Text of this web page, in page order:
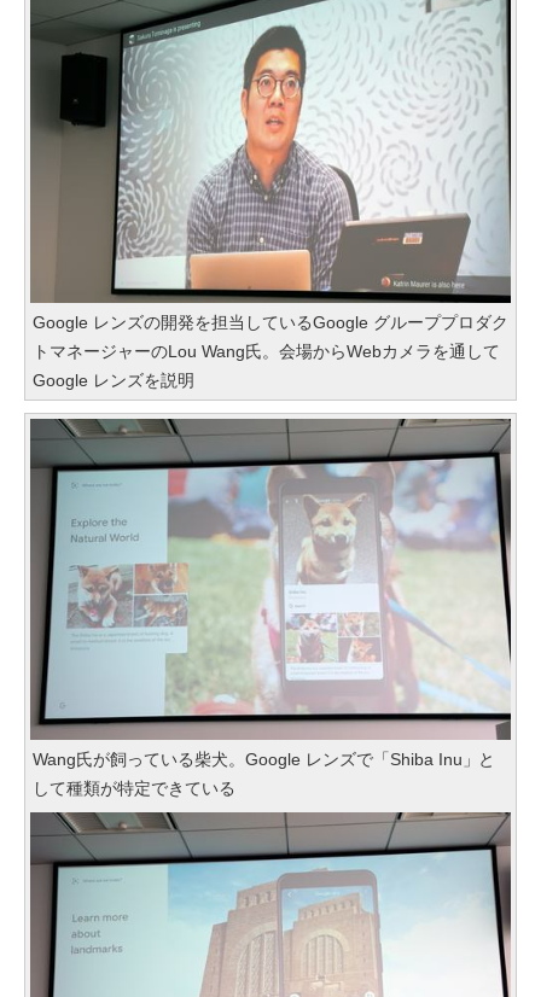
Google レンズの開発を担当しているGoogle グループプロダク
トマネージャーのLou Wang氏。会場からWebカメラを通して
Google レンズを説明
Wang氏が飼っている柴犬。Google レンズで「Shiba Inu」と
して種類が特定できている